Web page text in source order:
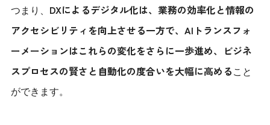
つまり、 DXによるデジタル化は、業務の効率化と情報の
アクセシビリティを向上させる一方で、AIトランスフォ
ーメーションはこれらの変化をさらに一歩進め、ビジネ
スプロセスの賢さと自動化の度合いを大幅に高める こと
ができます。